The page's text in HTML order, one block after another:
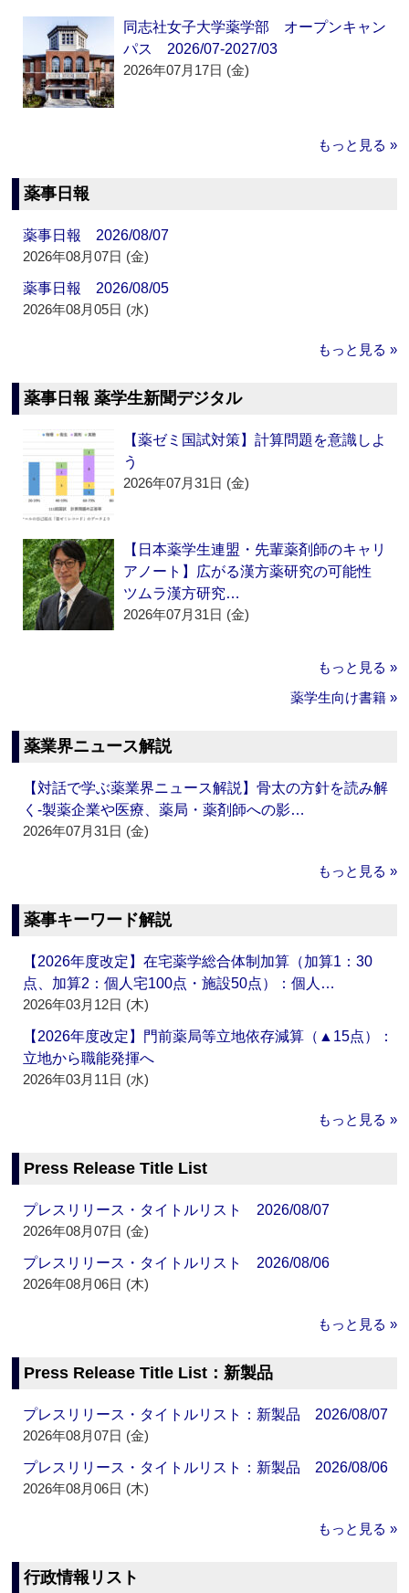
同志社女子大学薬学部 オープンキャン
パス 2026/07-2027/03
2026年07月17日 (金)
もっと見る »
薬事日報
薬事日報 2026/08/07
2026年08月07日 (金)
薬事日報 2026/08/05
2026年08月05日 (水)
もっと見る »
薬事日報 薬学生新聞デジタル
【薬ゼミ国試対策】計算問題を意識しよ
う
2026年07月31日 (金)
【日本薬学生連盟・先輩薬剤師のキャリ
アノート】広がる漢方薬研究の可能性
ツムラ漢方研究…
2026年07月31日 (金)
もっと見る »
薬学生向け書籍 »
薬業界ニュース解説
【対話で学ぶ薬業界ニュース解説】骨太の方針を読み解
く‐製薬企業や医療、薬局・薬剤師への影…
2026年07月31日 (金)
もっと見る »
薬事キーワード解説
【2026年度改定】在宅薬学総合体制加算（加算1：30
点、加算2：個人宅100点・施設50点）：個人…
2026年03月12日 (木)
【2026年度改定】門前薬局等立地依存減算（▲15点）：
立地から職能発揮へ
2026年03月11日 (水)
もっと見る »
Press Release Title List
プレスリリース・タイトルリスト 2026/08/07
2026年08月07日 (金)
プレスリリース・タイトルリスト 2026/08/06
2026年08月06日 (木)
もっと見る »
Press Release Title List：新製品
プレスリリース・タイトルリスト：新製品 2026/08/07
2026年08月07日 (金)
プレスリリース・タイトルリスト：新製品 2026/08/06
2026年08月06日 (木)
もっと見る »
行政情報リスト